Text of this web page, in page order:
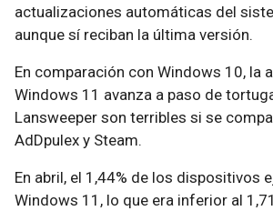
actualizaciones automáticas del
aunque sí reciban la última versión.
En comparación con Windows 10, la
Windows 11 avanza a paso de
Lansweeper son terribles si se
AdDpulex y Steam.
En abril, el 1,44% de los dispositivos
Windows 11, lo que era inferior al